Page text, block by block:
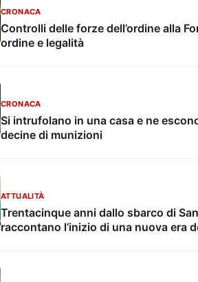
CRONACA
Controlli delle forze dell’ordine alla
ordine e legalità
CRONACA
Si intrufolano in una casa e ne
decine di munizioni
ATTUALITÀ
Trentacinque anni dallo sbarco di
raccontano l’inizio di una nuova era